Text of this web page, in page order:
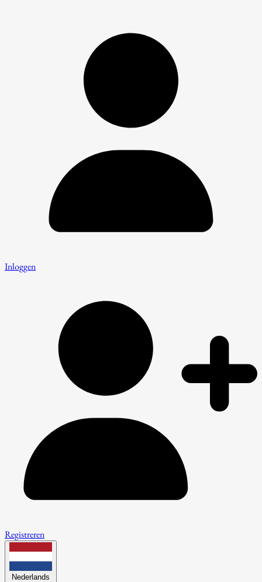
Inloggen
Registreren
Nederlands